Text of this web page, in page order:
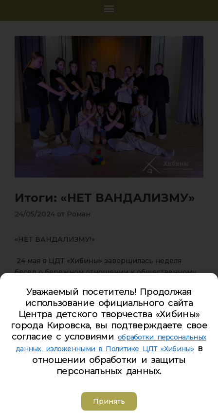
Итоги: «НЕТ ВАНДАЛИЗМУ»
24/05/2024 от Роман
«НЕТ ВАНДАЛИЗМУ!»
24 мая в ЦДТ «Хибины» завершилась неделя
бесед о бережном отношении к общественному
В течение недели обучающиеся ЦДТ «Хибины»
вспоминали о важности бережного отношения к
общественному пространству, говорили о
последствиях разрушения и порчи имущества, а
также о том, как сохранить красоту и порядок в
нашем городе.
какие виды бывают и какая ответственность за
Уважаемый посетитель! Продолжая
использование официального сайта
Центра детского творчества «Хибины»
города Кировска, вы подтверждаете свое
согласие с условиями обработки персональных
данных, изложенными в Политике ЦДТ «Хибины»в
отношении обработки и защиты
персональных данных.
Принять